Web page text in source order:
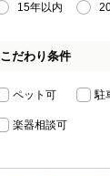
15年以内
こだわり条件
ペット可 駐
楽器相談可